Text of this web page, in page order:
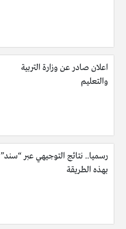
اعلان صادر عن وزارة التربية
والتعليم
رسميا.. نتائج التوجيهي عبر “سند”
بهذه الطريقة